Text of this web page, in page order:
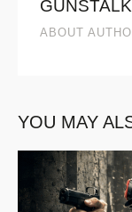
ABOUT
YOU MAY